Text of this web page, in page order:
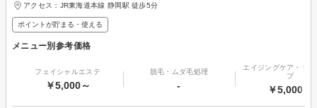
アクセス：JR東海道本線 静岡駅 徒歩5分
ポイントが貯まる・使える
メニュー別参考価格
フェイシャルエステ
￥5,000～
脱毛・ムダ毛処理
-
エイジングケア・リ
プ
￥5,000～